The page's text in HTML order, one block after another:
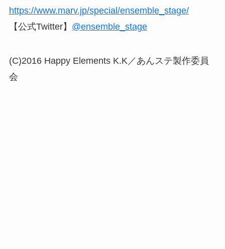
https://www.marv.jp/special/ensemble_stage/
【公式Twitter】 @ensemble_stage
(C)2016 Happy Elements K.K／あんステ製作委員
会